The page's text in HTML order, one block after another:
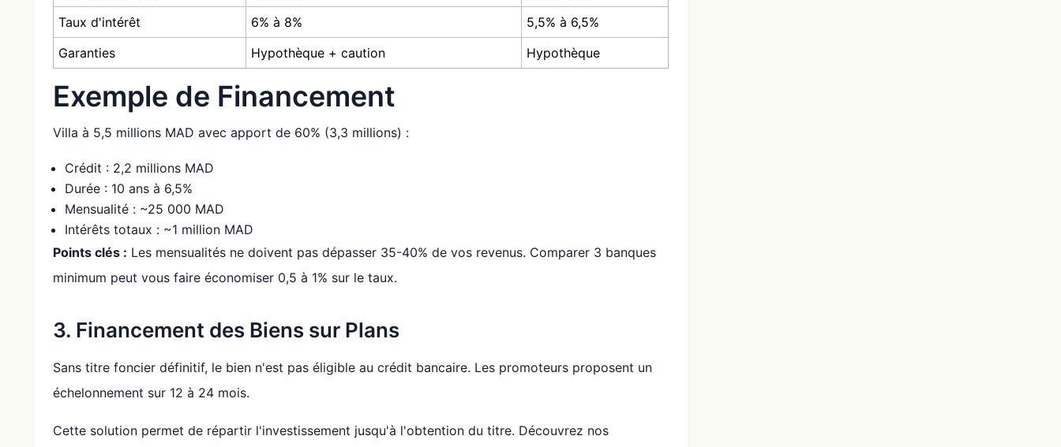
Taux d'intérêt
6% à 8%
5,5% à 6,5%
Garanties
Hypothèque + caution Hypothèque
Exemple de Financement
Villa à 5,5 millions MAD avec apport de 60% (3,3 millions) :
Crédit : 2,2 millions MAD
Durée : 10 ans à 6,5%
Mensualité : ~25 000 MAD
Intérêts totaux : ~1 million MAD
Points clés : Les mensualités ne doivent pas dépasser 35-40% de vos revenus. Comparer 3 banques
minimum peut vous faire économiser 0,5 à 1% sur le taux.
3. Financement des Biens sur Plans
Sans titre foncier définitif, le bien n'est pas éligible au crédit bancaire. Les promoteurs proposent un
échelonnement sur 12 à 24 mois.
Cette solution permet de répartir l'investissement jusqu'à l'obtention du titre. Découvrez nos